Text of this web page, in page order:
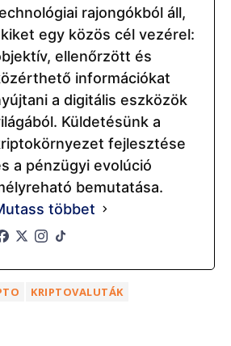
rajongókból áll,
egy közös cél vezérel:
ellenőrzött és
információkat
a digitális eszközök
Küldetésünk a
fejlesztése
a pénzügyi evolúció
bemutatása.
többet
KRIPTOVALUTÁK